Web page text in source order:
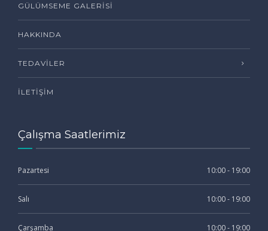
GÜLÜMSEME GALERISI
HAKKINDA
TEDAVILER
İLETIŞIM
Çalışma Saatlerimiz
Pazartesi 10:00 - 19:00
Salı 10:00 - 19:00
Çarşamba 10:00 - 19:00